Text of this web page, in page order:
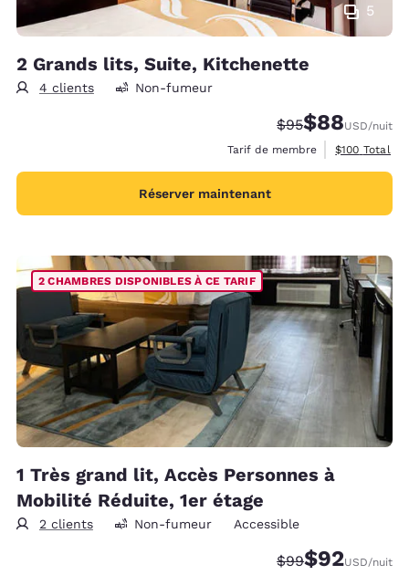
5
2 Grands lits, Suite, Kitchenette
4 clients Non-fumeur
Tarif barré :
$95Tarif réduit :
$88USD/nuit
Tarif de membre
Afficher les
$100 Total
Réserver maintenant
2 CHAMBRES DISPONIBLES À CE TARIF
1 Très grand lit, Accès Personnes à
Mobilité Réduite, 1er étage
2 clients Non-fumeur Accessible
Tarif barré :
$99Tarif réduit :
$92USD/nuit